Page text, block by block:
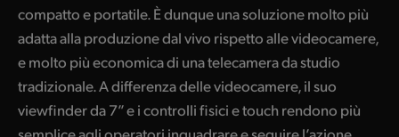
Turkey
UAE
Ukraine
United Kingdom
compatto e portatile. È dunque una soluzione molto più
adatta alla produzione dal vivo rispetto alle videocamere,
e molto più economica di una telecamera da studio
tradizionale. A differenza delle videocamere, il suo
viewfinder da 7” e i controlli fisici e touch rendono più